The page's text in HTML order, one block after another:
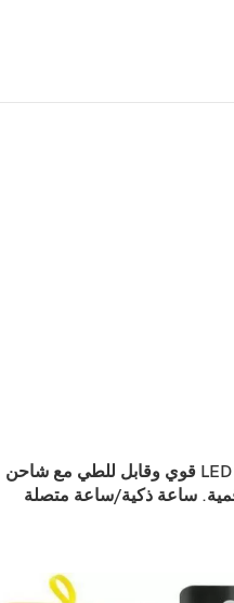
شاحن لاسلكي مصباح مكتبي LED قوي وقابل للطي مع شاحن